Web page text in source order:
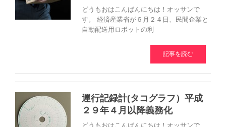
どうもおはこんばんにちは！オッサンで
す。 経済産業省が６月２４日、民間企業と
自動配送用ロボットの利
記事を読む
運行記録計(タコグラフ）平成
２９年４月以降義務化
どうもおはこんばんにちは！オッサンで